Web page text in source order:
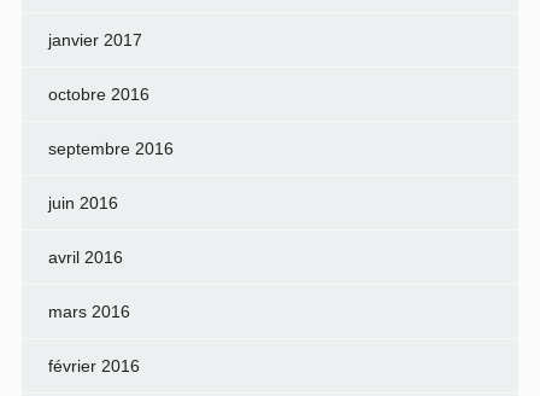
janvier 2017
octobre 2016
septembre 2016
juin 2016
avril 2016
mars 2016
février 2016